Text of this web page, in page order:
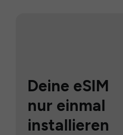
Deine eSIM
nur einmal
installieren